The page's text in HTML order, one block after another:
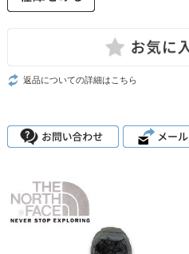
返品についての詳細はこちら